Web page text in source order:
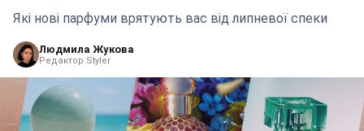
Які нові парфуми врятують вас від липневої спеки
Людмила Жукова
Редактор Styler